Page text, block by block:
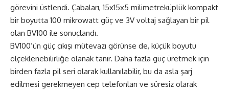
görevini üstlendi. Çabaları, 15x15x5 milimetreküplük kompakt
bir boyutta 100 mikrowatt güç ve 3V voltaj sağlayan bir pil
olan BV100 ile sonuçlandı.
BV100’ün güç çıkışı mütevazı görünse de, küçük boyutu
ölçeklenebilirliğe olanak tanır. Daha fazla güç üretmek için
birden fazla pil seri olarak kullanılabilir, bu da asla şarj
edilmesi gerekmeyen cep telefonları ve süresiz olarak